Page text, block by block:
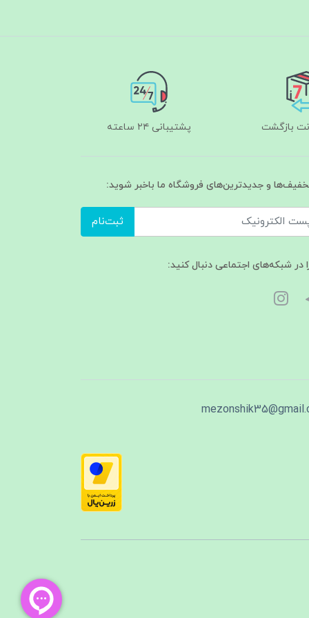
پشتیبانی ۲۴ ساعته
و جدیدترین‌های فروشگاه ما باخبر شوید:
ثبت‌نام
در شبکه‌های اجتماعی دنبال کنید: